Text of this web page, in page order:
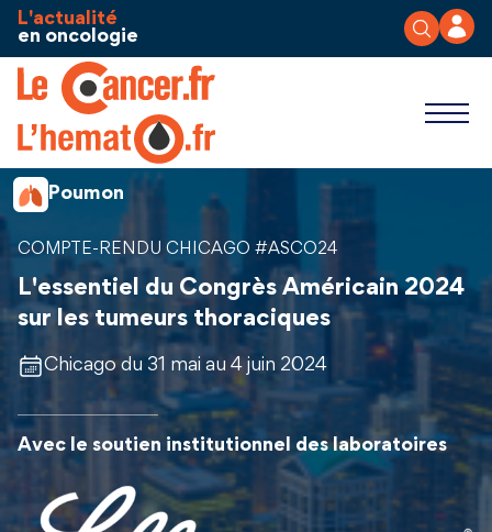
Aller au contenu
L'actualité
en oncologie
Poumon
COMPTE-RENDU CHICAGO #ASCO24
L'essentiel du Congrès Américain 2024
sur les tumeurs thoraciques
Chicago du 31 mai au 4 juin 2024
Avec le soutien institutionnel des laboratoires
Panneau de gestion des cookies